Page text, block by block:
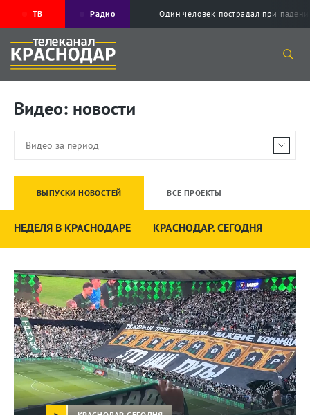
ТВ Радио Один человек пострадал при
Видео: новости
ВЫПУСКИ НОВОСТЕЙ ВСЕ ПРОЕКТЫ
НЕДЕЛЯ В КРАСНОДАРЕ КРАСНОДАР. СЕГОДНЯ